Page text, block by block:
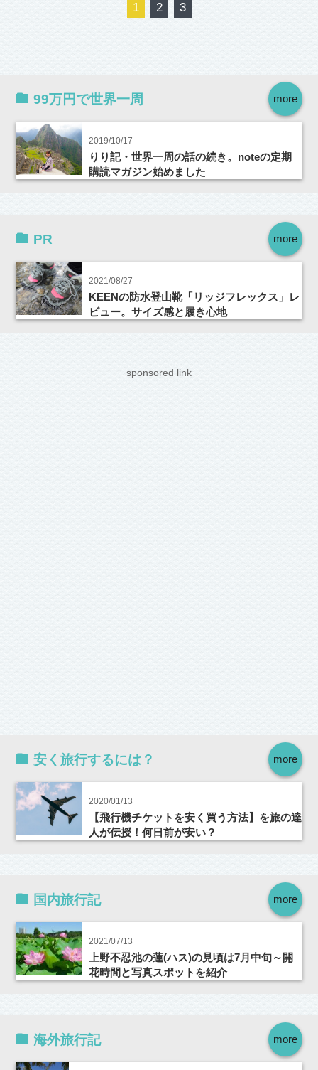
1 2 3
more
99万円で世界一周
2019/10/17
りり記・世界一周の話の続き。noteの定期
購読マガジン始めました
more
PR
2021/08/27
KEENの防水登山靴「リッジフレックス」レ
ビュー。サイズ感と履き心地
sponsored link
more
安く旅行するには？
2020/01/13
【飛行機チケットを安く買う方法】を旅の達
人が伝授！何日前が安い？
more
国内旅行記
2021/07/13
上野不忍池の蓮(ハス)の見頃は7月中旬～開
花時間と写真スポットを紹介
more
海外旅行記